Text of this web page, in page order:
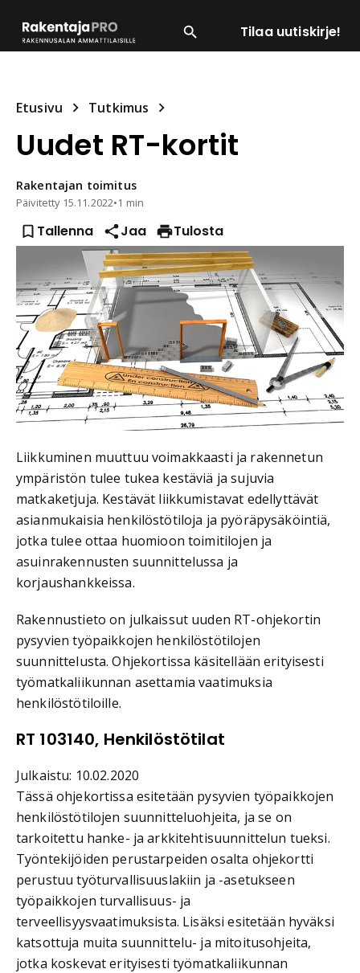
Tilaa uutiskirje!
Etusivu Tutkimus
Uudet RT-kortit
Rakentajan toimitus
Päivitetty 15.11.2022•1 min
Tallenna Jaa Tulosta
Liikkuminen muuttuu voimakkaasti ja rakennetun
ympäristön tulee tukea kestäviä ja sujuvia
matkaketjuja. Kestävät liikkumistavat edellyttävät
asianmukaisia henkilöstötiloja ja pyöräpysäköintiä,
jotka tulee ottaa huomioon toimitilojen ja
asuinrakennusten suunnittelussa ja
korjaushankkeissa.
Rakennustieto on julkaissut uuden RT-ohjekortin
pysyvien työpaikkojen henkilöstötilojen
suunnittelusta. Ohjekortissa käsitellään erityisesti
työmatkaliikunnan asettamia vaatimuksia
henkilöstötiloille.
RT 103140, Henkilöstötilat
Julkaistu: 10.02.2020
Tässä ohjekortissa esitetään pysyvien työpaikkojen
henkilöstötilojen suunnitteluohjeita, ja se on
tarkoitettu hanke- ja arkkitehtisuunnittelun tueksi.
Työntekijöiden perustarpeiden osalta ohjekortti
perustuu työturvallisuuslakiin ja -asetukseen
työpaikkojen turvallisuus- ja
terveellisyysvaatimuksista. Lisäksi esitetään hyväksi
katsottuja muita suunnittelu- ja mitoitusohjeita,
jotka koskevat erityisesti työmatkaliikunnan